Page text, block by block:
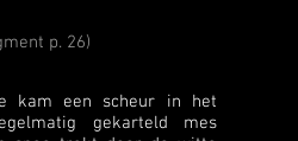
p. 26)
kam een scheur in het
gekarteld mes